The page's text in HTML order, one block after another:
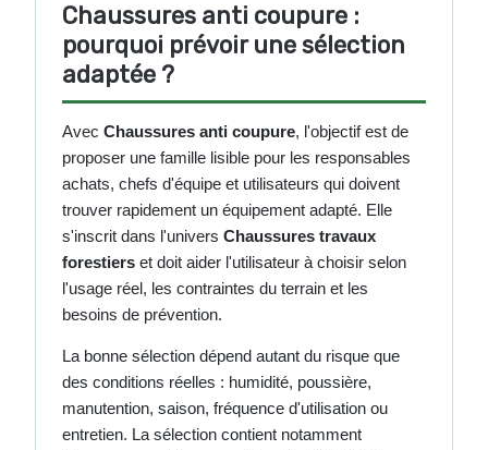
Chaussures anti coupure :
pourquoi prévoir une sélection
adaptée ?
Avec Chaussures anti coupure, l'objectif est de
proposer une famille lisible pour les responsables
achats, chefs d'équipe et utilisateurs qui doivent
trouver rapidement un équipement adapté. Elle
s'inscrit dans l'univers Chaussures travaux
forestiers et doit aider l'utilisateur à choisir selon
l'usage réel, les contraintes du terrain et les
besoins de prévention.
La bonne sélection dépend autant du risque que
des conditions réelles : humidité, poussière,
manutention, saison, fréquence d'utilisation ou
entretien. La sélection contient notamment